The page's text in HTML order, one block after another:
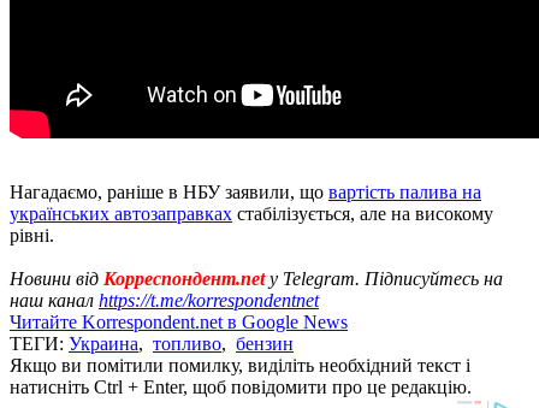
Нагадаємо, раніше в НБУ заявили, що вартість палива на
українських автозаправках стабілізується, але на високому
рівні.
Новини від Корреспондент.netу Telegram. Підписуйтесь на
наш канал https://t.me/korrespondentnet
Читайте Korrespondent.net в Google News
ТЕГИ: Украина, топливо, бензин
Якщо ви помітили помилку, виділіть необхідний текст і
натисніть Ctrl + Enter, щоб повідомити про це редакцію.